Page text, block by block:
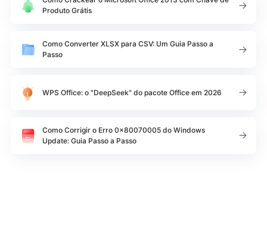
Produto Grátis
Como Converter XLSX para CSV: Um Guia Passo a
Passo
WPS Office: o "DeepSeek" do pacote Office em 2026
Como Corrigir o Erro 0x80070005 do Windows
Update: Guia Passo a Passo